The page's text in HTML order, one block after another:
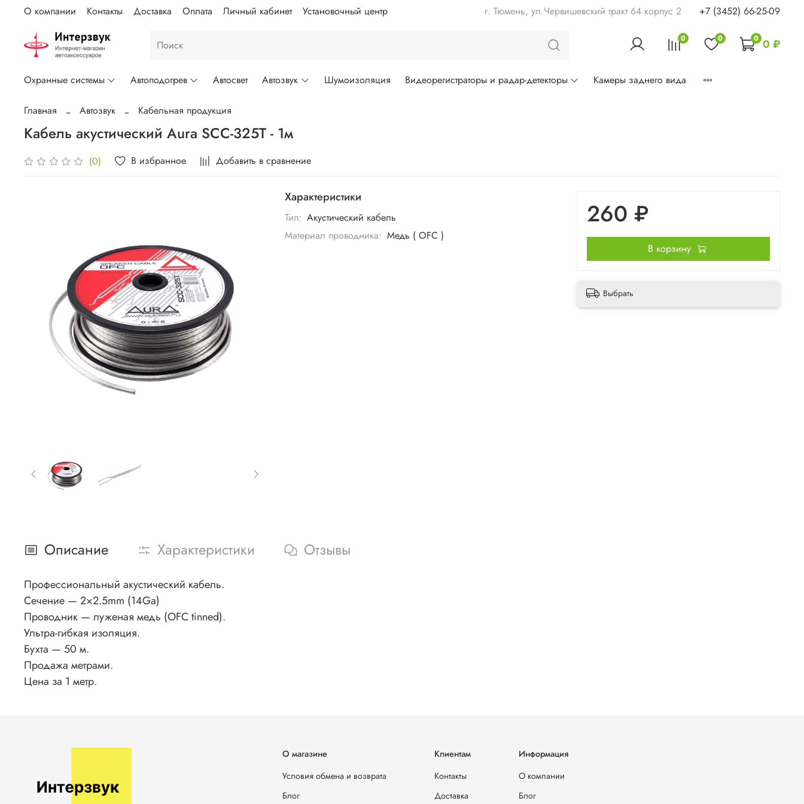
О компании Контакты Доставка Оплата Личный кабинет Установочный центр г. Тюмень, ул.Червишевский тракт 64 корпус 2 +7 (3452) 66-25-09
0 0 0 0 ₽
Охранные системы Автоподогрев Автосвет Автозвук Шумоизоляция Видеорегистраторы и радар-детекторы Камеры заднего вида
Главная Автозвук Кабельная продукция
Кабель акустический Aura SCC-325T - 1м
(0) В избранное Добавить в сравнение
Характеристики
Тип: Акустический кабель
Материал проводника: Медь ( OFC )
260 ₽
В корзину
Выбрать
Описание Характеристики Отзывы
Профессиональный акустический кабель.
Сечение — 2×2.5mm (14Ga)
Проводник — луженая медь (OFC tinned).
Ультра-гибкая изоляция.
Бухта — 50 м.
Продажа метрами.
Цена за 1 метр.
О магазине
Условия обмена и возврата
Блог
Клиентам
Контакты
Доставка
Информация
О компании
Блог